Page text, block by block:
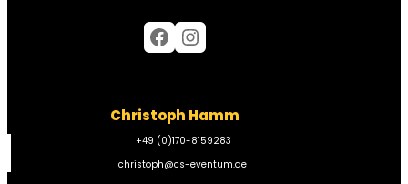
Facebook Instagram
Christoph Hamm
+49 (0)170-8159283
christoph@cs-eventum.de